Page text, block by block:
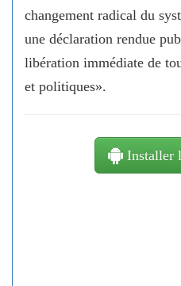
changement radical du
une déclaration rendue
libération immédiate de
et politiques».
Installer